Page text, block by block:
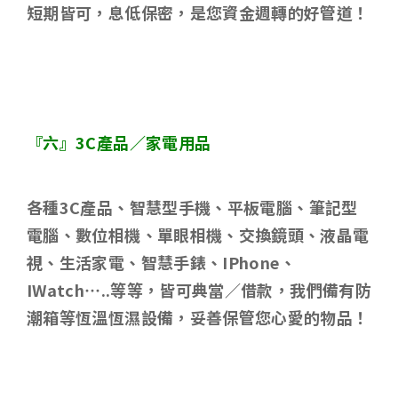
短期皆可，息低保密，是您資金週轉的好管道！
『六』3C產品／家電用品
各種3C產品、智慧型手機、平板電腦、筆記型
電腦、數位相機、單眼相機、交換鏡頭、液晶電
視、生活家電、智慧手錶、 IPhone 、
IWatch…..等等，皆可典當／借款，我們備有防
潮箱等恆溫恆濕設備，妥善保管您心愛的物品！